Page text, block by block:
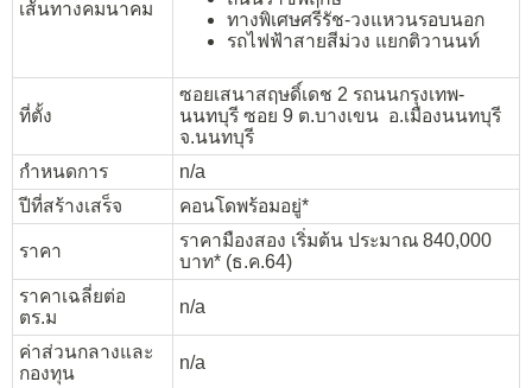
เส้นทางคมนาคม
ทางพิเศษศรีรัช-วงแหวนรอบนอก
รถไฟฟ้าสายสีม่วง แยกติวานนท์
ที่ตั้ง
ซอยเสนาสฤษดิ์เดช 2 รถนนกรุงเทพ-
นนทบุรี ซอย 9 ต.บางเขน อ.เมืองนนทบุรี
จ.นนทบุรี
กำหนดการ
n/a
ปีที่สร้างเสร็จ
คอนโดพร้อมอยู่*
ราคา
ราคามืองสอง เริ่มต้น ประมาณ 840,000
บาท* (ธ.ค.64)
ราคาเฉลี่ยต่อ
ตร.ม
n/a
ค่าส่วนกลางและ
กองทุน
n/a